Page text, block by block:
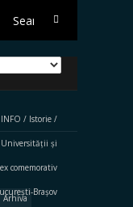
Search
INFO / Istorie /
Universității și
comemorativ
Brașov
Arhiva